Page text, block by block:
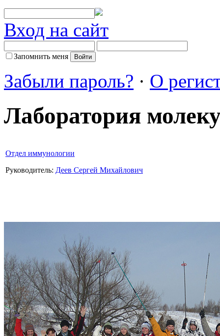
Вход на сайт
Запомнить меня
Забыли пароль? · О
Лаборатория
Отдел иммунологии
Руководитель: Деев Сергей Михайлович